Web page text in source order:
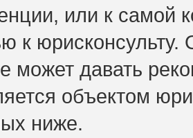
или к самой
к юрисконсульту.
может давать
объектом
ниже.